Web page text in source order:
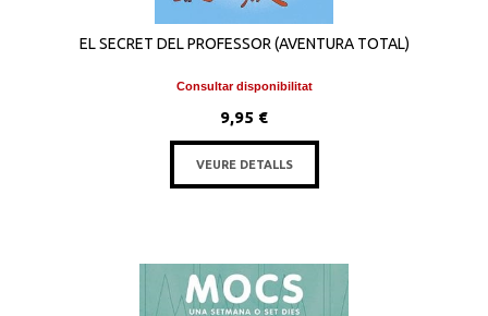
EL SECRET DEL PROFESSOR (AVENTURA TOTAL)
Consultar disponibilitat
9,95 €
VEURE DETALLS